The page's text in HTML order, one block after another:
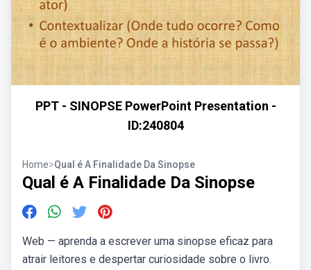
PPT - SINOPSE PowerPoint Presentation -
ID:240804
Home>Qual é A Finalidade Da Sinopse
Qual é A Finalidade Da Sinopse
Web — aprenda a escrever uma sinopse eficaz para
atrair leitores e despertar curiosidade sobre o livro.